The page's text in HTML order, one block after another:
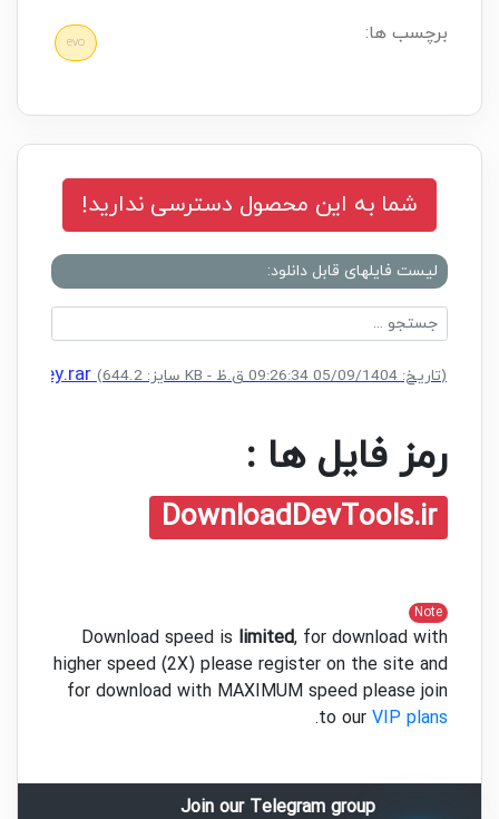
برچسب ها:
evo
شما به این محصول دسترسی ندارید!
لیست فایلهای قابل دانلود:
Key.rar (سایز: 644.2 KB - تاریخ: 05/09/1404 09:26:34 ق.ظ)
رمز فایل ها :
DownloadDevTools.ir
Note
Download speed is limited, for download with
higher speed (2X) please register on the site and
for download with MAXIMUM speed please join
to our VIP plans
.
Join our Telegram group